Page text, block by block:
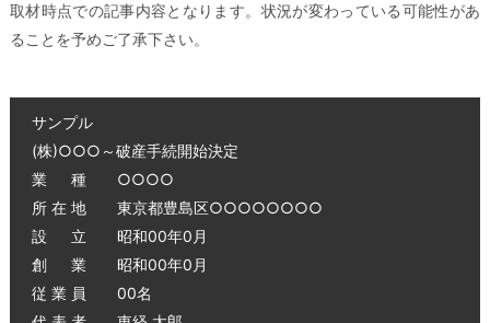
取材時点での記事内容となります。状況が変わっている可能性があ
ることを予めご了承下さい。
サンプル
(株)○○○～破産手続開始決定
業 種 ○○○○
所 在 地 東京都豊島区○○○○○○○○
設 立 昭和00年0月
創 業 昭和00年0月
従 業 員 00名